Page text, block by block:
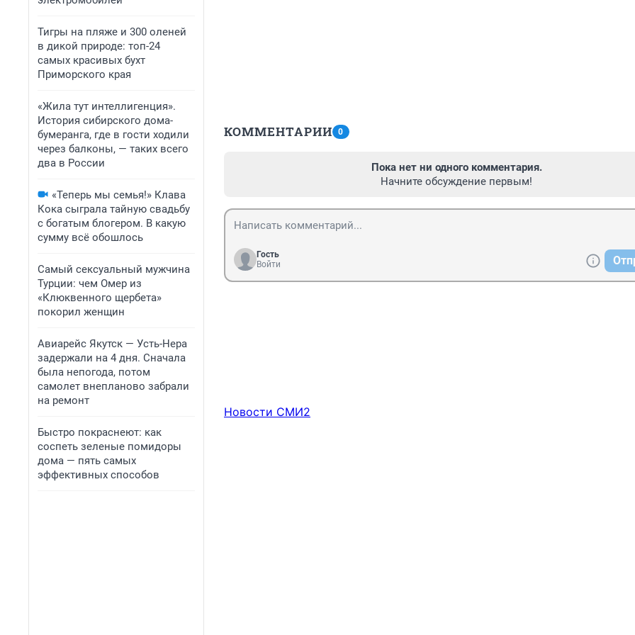
Тигры на пляже и 300 оленей
в дикой природе: топ-24
самых красивых бухт
Приморского края
«Жила тут интеллигенция».
История сибирского дома-
бумеранга, где в гости ходили
через балконы, — таких всего
два в России
«Теперь мы семья!» Клава
Кока сыграла тайную свадьбу
с богатым блогером. В какую
сумму всё обошлось
Самый сексуальный мужчина
Турции: чем Омер из
«Клюквенного щербета»
покорил женщин
Авиарейс Якутск — Усть-Нера
задержали на 4 дня. Сначала
была непогода, потом
самолет внепланово забрали
на ремонт
Быстро покраснеют: как
соспеть зеленые помидоры
дома — пять самых
эффективных способов
КОММЕНТАРИИ 0
Пока нет ни одного комментария.
Начните обсуждение первым!
Гость
Войти
Новости СМИ2